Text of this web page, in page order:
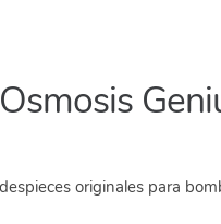
originales para